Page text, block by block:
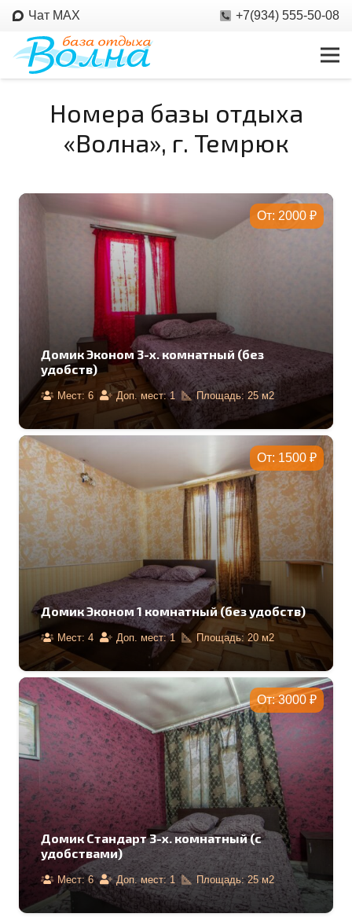
Чат MAX +7(934) 555-50-08
Номера базы отдыха
«Волна», г. Темрюк
От: 2000 ₽
Домик Эконом 3-х. комнатный (без
удобств)
Мест:6 Доп. мест:1 Площадь: 25м2
От: 1500 ₽
Домик Эконом 1 комнатный (без удобств)
Мест:4 Доп. мест:1 Площадь: 20м2
От:3000 ₽
Домик Стандарт 3-х. комнатный (с
удобствами)
Мест:6 Доп. мест:1 Площадь:25м2